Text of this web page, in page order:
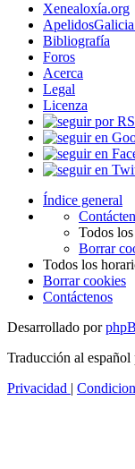
Xenealoxía.org
Bibliografía
Foros
Acerca
Legal
Licenza
Índice general
Todos
Borrar
Todos los
Borrar cookies
Contáctenos
Desarrollado por
Traducción al español
Privacidad |